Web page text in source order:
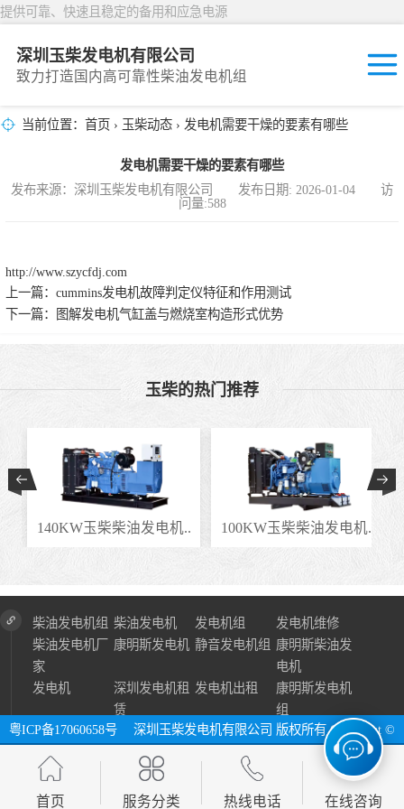
提供可靠、快速且稳定的备用和应急电源
深圳玉柴发电机有限公司
致力打造国内高可靠性柴油发电机组
当前位置： 首页 › 玉柴动态 › 发电机需要干燥的要素有哪些
发电机需要干燥的要素有哪些
发布来源：深圳玉柴发电机有限公司 发布日期: 2026-01-04 访
问量:588
http://www.szycfdj.com
上一篇： cummins发电机故障判定仪特征和作用测试
下一篇：
图解发电机气缸盖与燃烧室构造形式优势
玉柴的热门推荐
140KW玉柴柴油发电机.. 100KW玉柴柴油发电机..
柴油发电机组 柴油发电机 发电机组
发电机维修
柴油发电机厂
家
康明斯发电机 静音发电机组 康明斯柴油发
电机
发电机
深圳发电机租
赁
发电机出租
康明斯发电机
组
粤ICP备17060658号
深圳玉柴发电机有限公司 版权所有 Copyright ©
2024 All Right Reserve ⓔ 网址：http://www.szycfdj.com网站地图
首页 服务分类 热线电话 在线咨询
固定开放式